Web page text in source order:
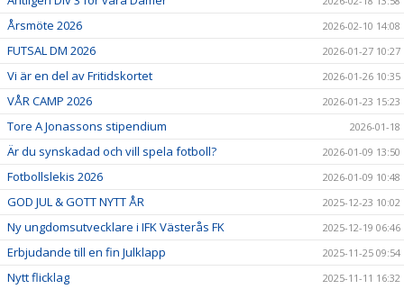
Årsmöte 2026 2026-02-10 14:08
FUTSAL DM 2026 2026-01-27 10:27
Vi är en del av Fritidskortet 2026-01-26 10:35
VÅR CAMP 2026 2026-01-23 15:23
Tore A Jonassons stipendium 2026-01-18
Är du synskadad och vill spela fotboll? 2026-01-09 13:50
Fotbollslekis 2026 2026-01-09 10:48
GOD JUL & GOTT NYTT ÅR 2025-12-23 10:02
Ny ungdomsutvecklare i IFK Västerås FK 2025-12-19 06:46
Erbjudande till en fin Julklapp 2025-11-25 09:54
Nytt flicklag 2025-11-11 16:32